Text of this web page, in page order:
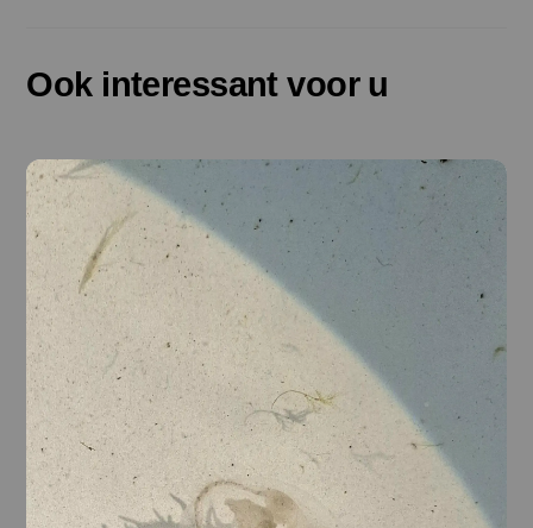
Ook interessant voor u